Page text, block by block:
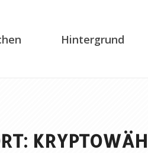
Hintergrund